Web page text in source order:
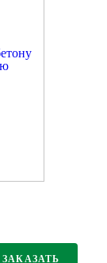
ЗАКАЗАТЬ